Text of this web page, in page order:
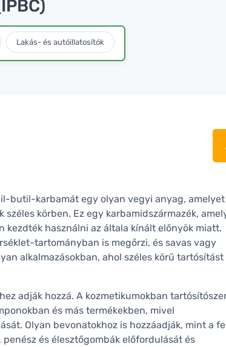
Lakás- és autóillatosítók
butil-karbamát egy olyan vegyi anyag, amelyet
körben. Ez egy karbamidszármazék,
kezdték használni az általa kínált előnyök miatt.
tartományban is megőrzi, és savas vagy
alkalmazásokban, ahol széles körű tartósítást
adják hozzá. A kozmetikumokban
és más termékekben, mivel
Olyan bevonatokhoz is hozzáadják, mint a
és élesztőgombák előfordulását és